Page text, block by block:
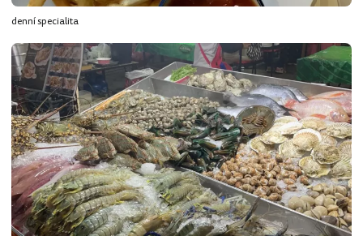
denní specialita